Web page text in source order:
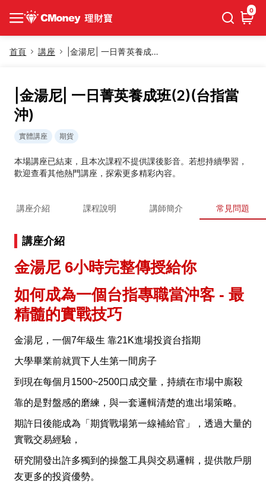
0
首頁 講座 |金湯尼| 一日菁英養成班(2)(台指當沖)
|金湯尼| 一日菁英養成班(2)(台指當
沖)
實體講座 期貨
本場講座已結束，且本次課程不提供課後影音。若想持續學習，
歡迎查看其他熱門講座，探索更多精彩內容。
講座介紹 課程說明 講師簡介 常見問題
講座介紹
金湯尼 6小時完整傳授給你
如何成為一個台指專職當沖客 - 最
精髓的實戰技巧
金湯尼，一個7年級生 靠21K進場投資台指期
大學畢業前就買下人生第一間房子
到現在每個月1500~2500口成交量，持續在市場中廝殺
靠的是對盤感的磨練，與一套邏輯清楚的進出場策略。
期許日後能成為「期貨戰場第一線補給官」，透過大量的
實戰交易經驗，
研究開發出許多獨到的操盤工具與交易邏輯，提供散戶朋
友更多的投資優勢。